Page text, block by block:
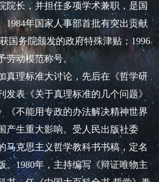
院长，并担任多项学术兼职，是国
1984年国家人事部首批有突出贡献
国务院颁发的政府特殊津贴；1996
劳动模范称号。
理标准大讨论，先后在《哲学研
发表《关于真理标准的几个问题》
《不能用专政的办法解决精神世界
产生重大影响。受人民出版社委
马克思主义哲学教科书书稿，定名
。1980年，主持编写《辩证唯物主